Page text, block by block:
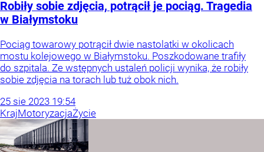
Robiły sobie zdjęcia, potrącił je pociąg. Tragedia
w Białymstoku
Pociąg towarowy potrącił dwie nastolatki w okolicach
mostu kolejowego w Białymstoku. Poszkodowane trafiły
do szpitala. Ze wstępnych ustaleń policji wynika, że robiły
sobie zdjęcia na torach lub tuż obok nich.
25 sie 2023 19:54
KrajMotoryzacjaŻycie